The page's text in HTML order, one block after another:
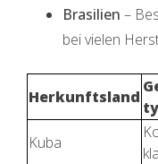
Brasilien –
bei vielen
Herkunftsland
Kuba